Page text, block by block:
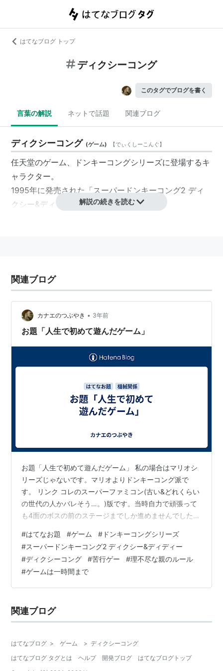
はてなブログ トップ
ディクシーコング
このタグでブログを書く
言葉の解説 ネットで話題 関連ブログ
ディクシーコング (ゲーム) 【でぃくしーこんぐ】
任天堂のゲーム、 ドンキーコングシリーズに登場するキ
ャラクター。
1995年に発売された「スーパードンキーコング2 ディ
クシー&ディディー」で初登場。
スーパードンキーコング2 ディクシー&ディディー
ドンキーコンガ2
ドンキーコンガ3
ぶらぶらドンキー
スーパーマリオスタジアム ミラクルベースボール
マリオバスケ3on3
ドンキーコング ジャングルクライマー
ドンキーコング トロピカルフリーズ
解説の続きを読む
関連ブログ
カナエのつぶやき • 3年前
お題「人生で初めて遊んだゲーム」
お題「人生で初めて遊んだゲーム」 私の場合はマリオシ
リーズじゃないです。マリオよりドンキーコング派で
す。 リンク コレのスーパーファミコン(古い&どれくらい
の世代の人かバレそう…。)版です。当時自力で頑張って
も4面のボスの前のステージまでしか進めませんでした>
記憶)しかも当時親の謎の理不尽ルールのせいで週に妹と
同時で一時間しかゲームさせてもらえなくて、上達しな
いし、一気に一時間以内にセーブポイントまで行かない
といけなくてかなり大変でした。当時インターネットど
ころか攻略サイトなんか無くて本屋から少ないお小遣い
#はてなお題 #ゲーム # ドンキーコングシリーズ
#スーパードンキーコング2 ディクシー&ディディー
#ディクシーコング #苦行ゲー #理不尽な親のルール
#ゲームは一時間まで
関連ブログ
はてなブログ > ゲーム > ディクシーコング
はてなブログ タグとは
ヘルプ 開発ブログ
はてなブログトップ